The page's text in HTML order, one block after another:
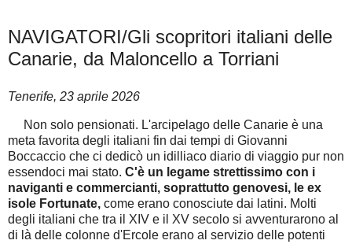
NAVIGATORI/Gli scopritori italiani delle
Canarie, da Maloncello a Torriani
Tenerife, 23 aprile 2026
Non solo pensionati. L'arcipelago delle Canarie è una
meta favorita degli italiani fin dai tempi di Giovanni
Boccaccio che ci dedicò un idilliaco diario di viaggio pur non
essendoci mai stato. C'è un legame strettissimo con i
naviganti e commercianti, soprattutto genovesi, le ex
isole Fortunate, come erano conosciute dai latini. Molti
degli italiani che tra il XIV e il XV secolo si avventurarono al
di là delle colonne d'Ercole erano al servizio delle potenti